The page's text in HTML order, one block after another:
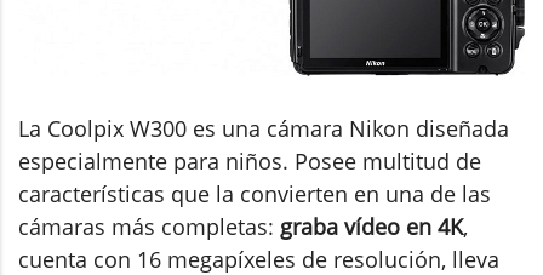
La Coolpix W300 es una cámara Nikon diseñada
especialmente para niños. Posee multitud de
características que la convierten en una de las
cámaras más completas: graba vídeo en 4K,
cuenta con 16 megapíxeles de resolución, lleva